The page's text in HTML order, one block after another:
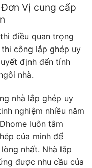
Đơn Vị cung cấp
điều quan trọng
công lắp ghép uy
định đến tính
nhà.
nhà lắp ghép uy
nghiệm nhiều năm
luôn tâm
của mình để
nhất. Nhà lắp
được nhu cầu của